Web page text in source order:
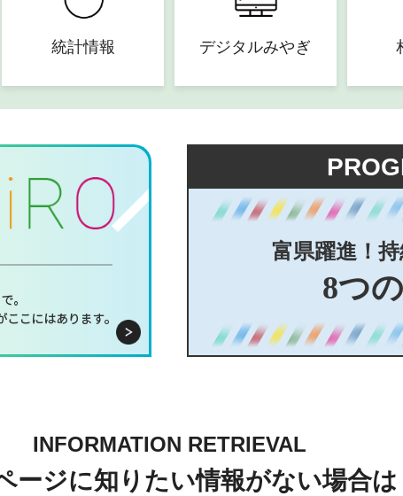
統計情報 デジタルみやぎ
富県躍進！
8つ
INFORMATION RETRIEVAL
ージに知りたい情報がない場合は